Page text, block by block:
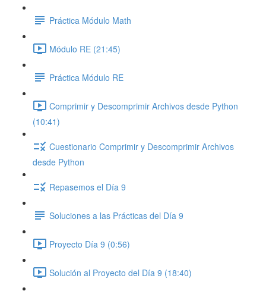
Práctica Módulo Math
Módulo RE (21:45)
Práctica Módulo RE
Comprimir y Descomprimir Archivos desde Python
(10:41)
Cuestionario Comprimir y Descomprimir Archivos
desde Python
Repasemos el Día 9
Soluciones a las Prácticas del Día 9
Proyecto Día 9 (0:56)
Solución al Proyecto del Día 9 (18:40)